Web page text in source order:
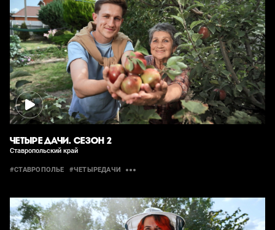
ЧЕТЫРЕ ДАЧИ. СЕЗОН 2
Ставропольский край
#СТАВРОПОЛЬЕ #ЧЕТЫРЕДАЧИ